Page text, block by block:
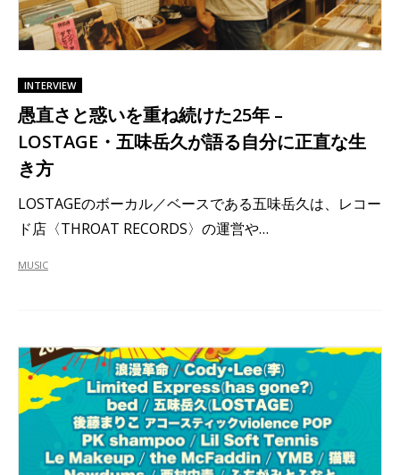
INTERVIEW
愚直さと惑いを重ね続けた25年 –
LOSTAGE・五味岳久が語る自分に正直な生
き方
LOSTAGEのボーカル／ベースである五味岳久は、レコー
ド店〈THROAT RECORDS〉の運営や…
MUSIC